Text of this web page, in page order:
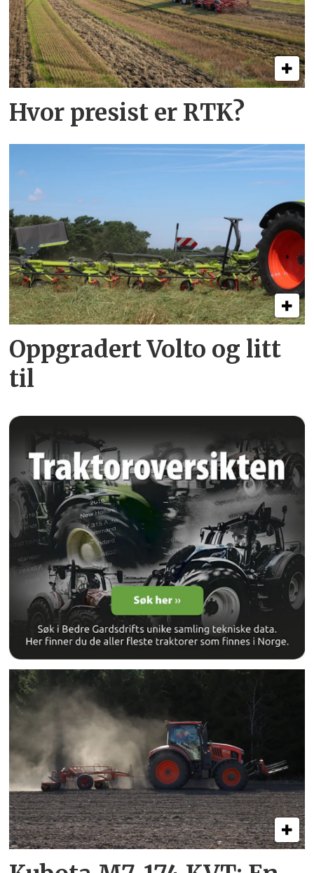
Hvor presist er RTK?
Oppgradert Volto og litt
til